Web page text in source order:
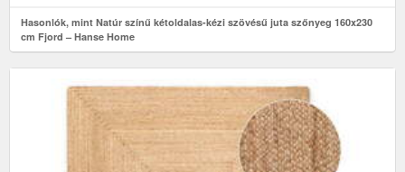
Hasonlók, mint Natúr színű kétoldalas-kézi szövésű juta szőnyeg 160x230
cm Fjord – Hanse Home